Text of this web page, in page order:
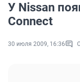
У Nissan
Connect
30 июля 2009, 16:36